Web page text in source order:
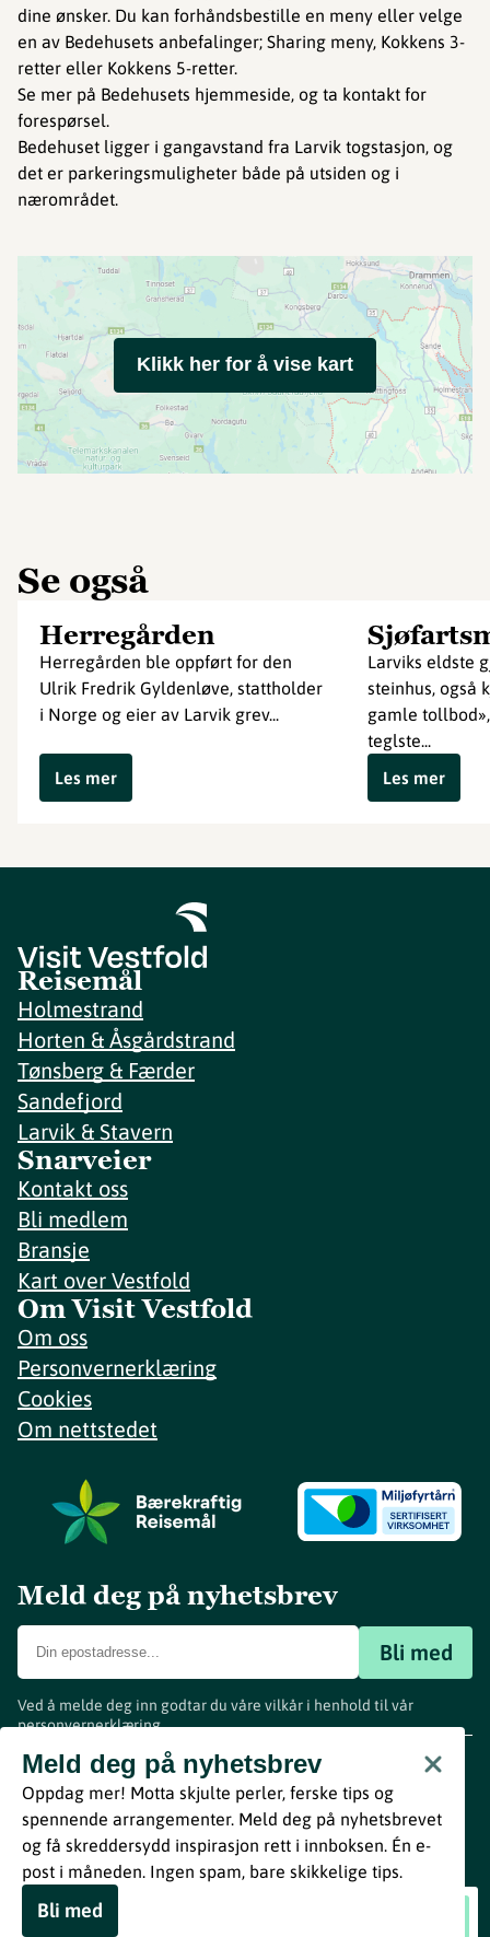
dine ønsker. Du kan forhåndsbestille en meny eller velge
en av Bedehusets anbefalinger; Sharing meny, Kokkens 3-
retter eller Kokkens 5-retter.
Se mer på Bedehusets hjemmeside, og ta kontakt for
forespørsel.
Bedehuset ligger i gangavstand fra Larvik togstasjon, og
det er parkeringsmuligheter både på utsiden og i
nærområdet.
Klikk her for å vise kart
Bedehuset
Se også
Herregården
Herregården ble oppført for den
Ulrik Fredrik Gyldenløve, stattholder
i Norge og eier av Larvik grev...
Les mer
Larviks eldste
steinhus, også
gamle
teglste...
Les mer
Reisemål
Holmestrand
Horten & Åsgårdstrand
Tønsberg & Færder
Sandefjord
Larvik & Stavern
Snarveier
Kontakt oss
Bli medlem
Bransje
Kart over Vestfold
Om Visit Vestfold
Om oss
Personvernerklæring
Cookies
Om nettstedet
Meld deg på nyhetsbrev
Bli med
Ved å melde deg inn godtar du våre vilkår i henhold til vår
personvernerklæring.
Meld deg på nyhetsbrev
Oppdag mer! Motta skjulte perler, ferske tips og
spennende arrangementer. Meld deg på nyhetsbrevet
og få skreddersydd inspirasjon rett i innboksen. Én e-
post i måneden. Ingen spam, bare skikkelige tips.
Bli med
www.visitvestfold.com
Turistinformasjon
Vestfold Fylkeskommune
ByBreakfast